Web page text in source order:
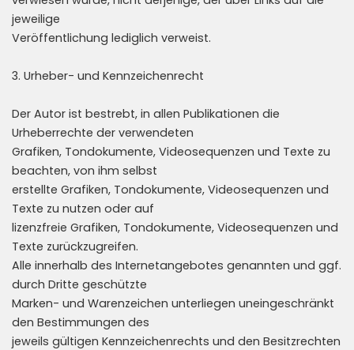
jeweilige
Veröffentlichung lediglich verweist.
3. Urheber- und Kennzeichenrecht
Der Autor ist bestrebt, in allen Publikationen die
Urheberrechte der verwendeten
Grafiken, Tondokumente, Videosequenzen und Texte zu
beachten, von ihm selbst
erstellte Grafiken, Tondokumente, Videosequenzen und
Texte zu nutzen oder auf
lizenzfreie Grafiken, Tondokumente, Videosequenzen und
Texte zurückzugreifen.
Alle innerhalb des Internetangebotes genannten und ggf.
durch Dritte geschützte
Marken- und Warenzeichen unterliegen uneingeschränkt
den Bestimmungen des
jeweils gültigen Kennzeichenrechts und den Besitzrechten